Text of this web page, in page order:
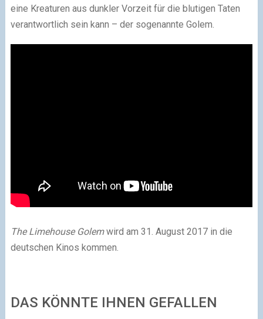
eine Kreaturen aus dunkler Vorzeit für die blutigen Taten
verantwortlich sein kann – der sogenannte Golem.
The Limehouse Golemwird am 31. August 2017 in die
deutschen Kinos kommen.
DAS KÖNNTE IHNEN GEFALLEN